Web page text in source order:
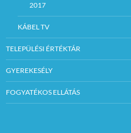
2017
KÁBEL TV
TELEPÜLÉSI ÉRTÉKTÁR
GYEREKESÉLY
FOGYATÉKOS ELLÁTÁS